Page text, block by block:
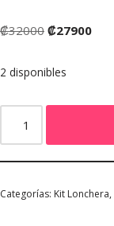
₡32000 ₡27900
2 disponibles
Categorías: Kit Lonchera,